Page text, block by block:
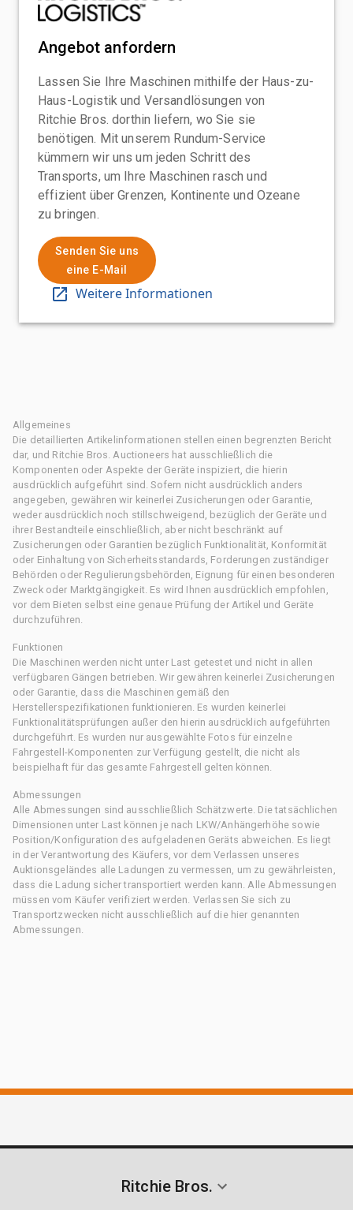
Angebot anfordern
Lassen Sie Ihre Maschinen mithilfe der Haus-zu-
Haus-Logistik und Versandlösungen von
Ritchie Bros. dorthin liefern, wo Sie sie
benötigen. Mit unserem Rundum-Service
kümmern wir uns um jeden Schritt des
Transports, um Ihre Maschinen rasch und
effizient über Grenzen, Kontinente und Ozeane
zu bringen.
Senden Sie uns
eine E-Mail
Weitere Informationen
Allgemeines
Die detaillierten Artikelinformationen stellen einen begrenzten Bericht
dar, und Ritchie Bros. Auctioneers hat ausschließlich die
Komponenten oder Aspekte der Geräte inspiziert, die hierin
ausdrücklich aufgeführt sind. Sofern nicht ausdrücklich anders
angegeben, gewähren wir keinerlei Zusicherungen oder Garantie,
weder ausdrücklich noch stillschweigend, bezüglich der Geräte und
ihrer Bestandteile einschließlich, aber nicht beschränkt auf
Zusicherungen oder Garantien bezüglich Funktionalität, Konformität
oder Einhaltung von Sicherheitsstandards, Forderungen zuständiger
Behörden oder Regulierungsbehörden, Eignung für einen besonderen
Zweck oder Marktgängigkeit. Es wird Ihnen ausdrücklich empfohlen,
vor dem Bieten selbst eine genaue Prüfung der Artikel und Geräte
durchzuführen.
Funktionen
Die Maschinen werden nicht unter Last getestet und nicht in allen
verfügbaren Gängen betrieben. Wir gewähren keinerlei Zusicherungen
oder Garantie, dass die Maschinen gemäß den
Herstellerspezifikationen funktionieren. Es wurden keinerlei
Funktionalitätsprüfungen außer den hierin ausdrücklich aufgeführten
durchgeführt. Es wurden nur ausgewählte Fotos für einzelne
Fahrgestell-Komponenten zur Verfügung gestellt, die nicht als
beispielhaft für das gesamte Fahrgestell gelten können.
Abmessungen
Alle Abmessungen sind ausschließlich Schätzwerte. Die tatsächlichen
Dimensionen unter Last können je nach LKW/Anhängerhöhe sowie
Position/Konfiguration des aufgeladenen Geräts abweichen. Es liegt
in der Verantwortung des Käufers, vor dem Verlassen unseres
Auktionsgeländes alle Ladungen zu vermessen, um zu gewährleisten,
dass die Ladung sicher transportiert werden kann. Alle Abmessungen
müssen vom Käufer verifiziert werden. Verlassen Sie sich zu
Transportzwecken nicht ausschließlich auf die hier genannten
Abmessungen.
Ritchie Bros.